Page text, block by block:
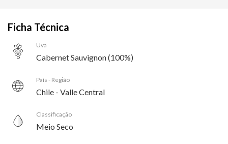
Ficha Técnica
Uva
Cabernet Sauvignon (100%)
País - Região
Chile - Valle Central
Classificação
Meio Seco